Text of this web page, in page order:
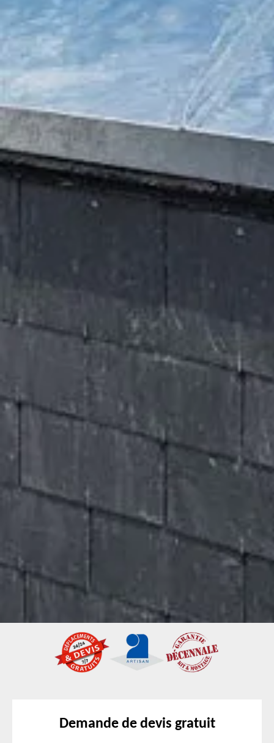
Demande de devis gratuit